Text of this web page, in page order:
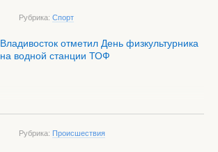
Рубрика: Спорт
Владивосток отметил День физкультурника
на водной станции ТОФ
Рубрика: Происшествия